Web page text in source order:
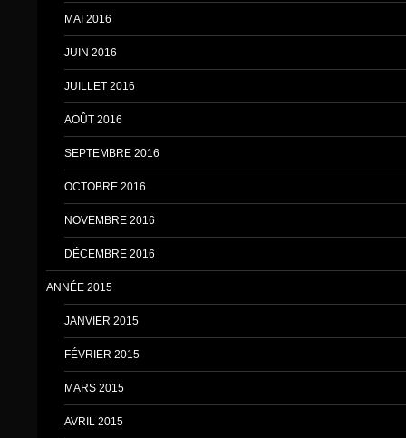
MAI 2016
JUIN 2016
JUILLET 2016
AOÛT 2016
SEPTEMBRE 2016
OCTOBRE 2016
NOVEMBRE 2016
DÉCEMBRE 2016
ANNÉE 2015
JANVIER 2015
FÉVRIER 2015
MARS 2015
AVRIL 2015